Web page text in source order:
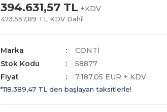
394.631,57 TL +KDV
473.557,89 TL KDV Dahil
Marka
CONTİ
Stok Kodu
58877
Fiyat
7.187,05 EUR + KDV
*118.389,47 TL den başlayan taksitlerle!